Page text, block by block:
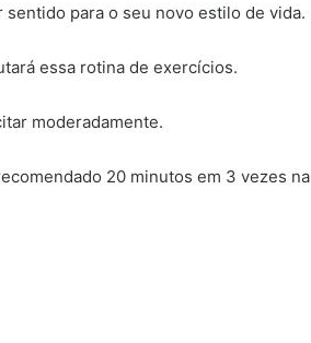
para o seu novo estilo de vida.
essa rotina de exercícios.
moderadamente.
20 minutos em 3 vezes na